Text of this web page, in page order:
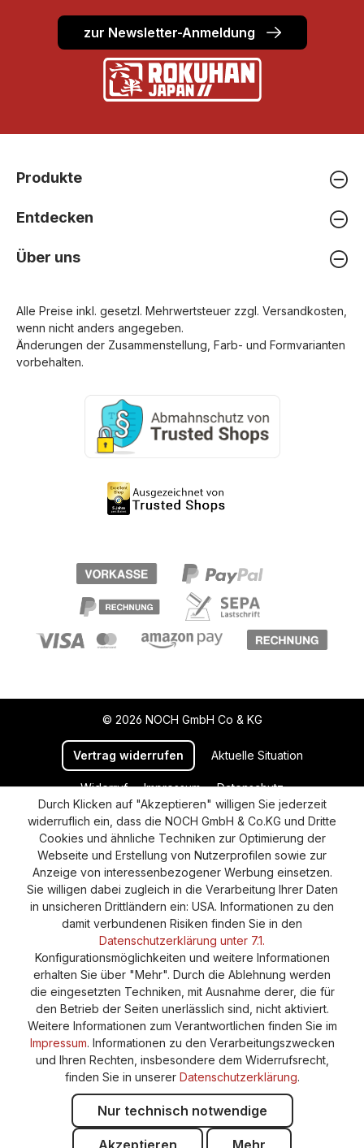
zur Newsletter-Anmeldung
Produkte
Entdecken
Über uns
Alle Preise inkl. gesetzl. Mehrwertsteuer zzgl. Versandkosten
wenn nicht anders angegeben.
Änderungen der Zusammenstellung, Farb- und Formvarianten
vorbehalten.
© 2026 NOCH GmbH Co & KG
Vertrag widerrufen Aktuelle Situation
Widerruf Impressum
Datenschutz
Versand und Zahlung
AGB
Cookie-Einstellungen
Barrierefreiheitserklärung
Durch Klicken auf "Akzeptieren" willigen Sie jederzeit
widerruflich ein, dass die NOCH GmbH & Co.KG und Dritte
Cookies und ähnliche Techniken zur Optimierung der
Webseite und Erstellung von Nutzerprofilen sowie zur
Anzeige von interessenbezogener Werbung einsetzen.
Sie willigen dabei zugleich in die Verarbeitung Ihrer Daten
in unsicheren Drittländern ein: USA. Informationen zu den
damit verbundenen Risiken finden Sie in den
Datenschutzerklärung unter 7.1.
Konfigurationsmöglichkeiten und weitere Informationen
erhalten Sie über "Mehr". Durch die Ablehnung werden
die eingesetzten Techniken, mit Ausnahme derer, die für
den Betrieb der Seiten unerlässlich sind, nicht aktiviert.
Weitere Informationen zum Verantwortlichen finden Sie im
Impressum. Informationen zu den Verarbeitungszwecken
und Ihren Rechten, insbesondere dem Widerrufsrecht,
finden Sie in unserer Datenschutzerklärung.
Nur technisch notwendige
Akzeptieren Mehr